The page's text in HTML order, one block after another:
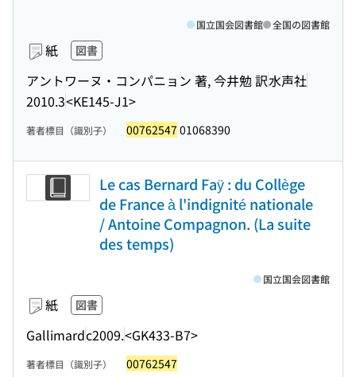
紙 図書
アントワーヌ・コンパニョン 著, 今井勉 訳水声社
2010.3<KE145-J1>
国立国会図書館 全国の図書館
著者標目（識別子） 00762547 01068390
Le cas Bernard Faÿ : du Collège
de France à l'indignité nationale
/ Antoine Compagnon. (La suite
des temps)
紙 図書
Gallimardc2009.<GK433-B7>
国立国会図書館
著者標目（識別子） 00762547